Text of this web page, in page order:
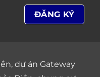
, dự án Gateway